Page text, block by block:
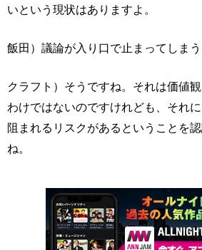
いという現状はありますよ。
飯田）議論が入り口で止まってしまう
クラフト）そうですね。それは価値
わけではないのですけれども、それ
阻まれるリスクがあるということを
ね。